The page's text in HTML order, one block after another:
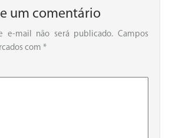
um comentário
e-mail não será publicado. Campos
com *